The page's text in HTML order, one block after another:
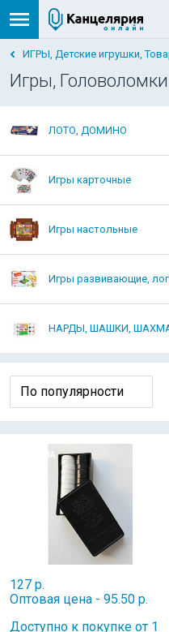
ИГРЫ, Детские игрушки,
Игры, Головоломки
ЛОТО, ДОМИНО
Игры карточные
Игры настольные
Игры развивающие,
НАРДЫ, ШАШКИ,
127 р.
Оптовая цена - 95.50 р.
Доступно к покупке от 1
НОВИНКА